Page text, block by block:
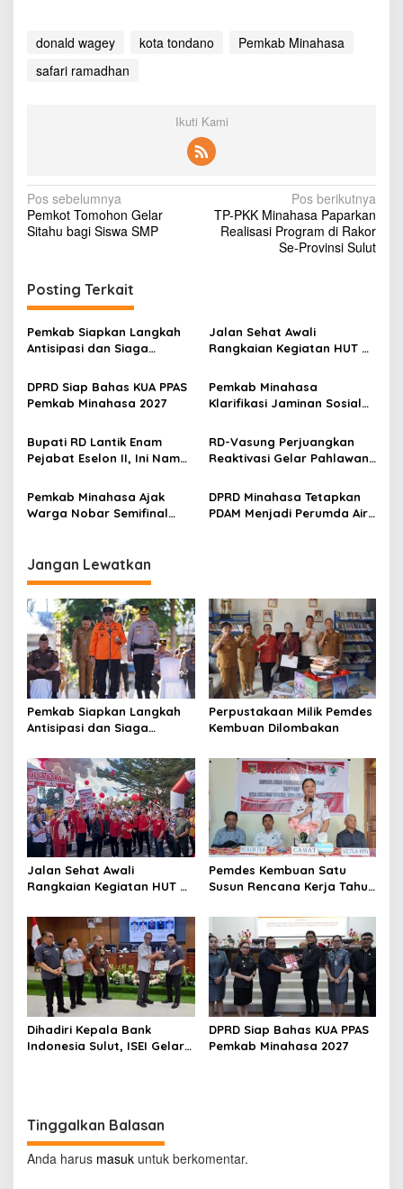
m
donald wagey kota tondano
Pemkab Minahasa
safari ramadhan
Ikuti Kami
N
a
i
g
a
s
i
p
s
Pos sebelumnya
Pemkot Tomohon Gelar
Sitahu bagi Siswa SMP
Pos berikutnya
TP-PKK Minahasa Paparkan
Realisasi Program di Rakor
Se-Provinsi Sulut
Posting Terkait
Pemkab Siapkan Langkah
Antisipasi dan Siaga
Minahasa
Jalan Sehat Awali
Rangkaian Kegiatan HUT RI
DPRD Siap Bahas KUA PPAS
Pemkab Minahasa 2027
Pemkab Minahasa
Klarifikasi Jaminan Sosial
Dijamin, Implementasi
Berproses
Bupati RD Lantik Enam
Pejabat Eselon II, Ini Nama-
RD-Vasung Perjuangkan
Reaktivasi Gelar Pahlawan
Kemensos
Pemkab Minahasa Ajak
Warga Nobar Semifinal
DPRD Minahasa Tetapkan
PDAM Menjadi Perumda Air
Jangan Lewatkan
Pemkab Siapkan Langkah
Antisipasi dan Siaga
Minahasa
Perpustakaan Milik Pemdes
Kembuan Dilombakan
Jalan Sehat Awali
Rangkaian Kegiatan HUT RI
Pemdes Kembuan Satu
Susun Rencana Kerja Tahun
Dihadiri Kepala Bank
Indonesia Sulut, ISEI Gelar
DPRD Siap Bahas KUA PPAS
Pemkab Minahasa 2027
Tinggalkan Balasan
Anda harus masuk untuk berkomentar.